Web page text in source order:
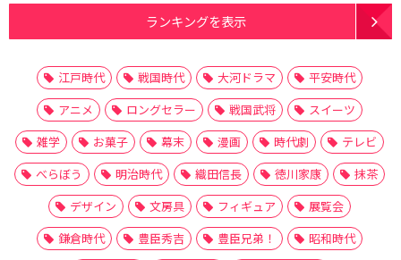
ランキングを表示
江戸時代 戦国時代 大河ドラマ
平安時代
アニメ
ロングセラー 戦国武将
スイーツ
雑学
お菓子 幕末 漫画 時代劇
テレビ
べらぼう
明治時代 織田信長 徳川家康
抹茶
デザイン
文房具 フィギュア
展覧会
鎌倉時代
豊臣秀吉 豊臣兄弟！
昭和時代